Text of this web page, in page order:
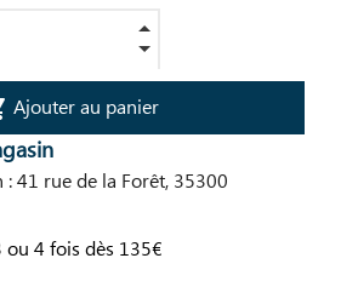
Ajouter au panier
41 rue de la Forêt, 35300
ou 4 fois dès 135€